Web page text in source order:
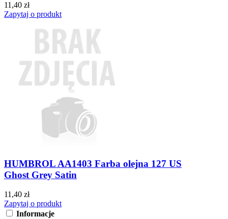
11,40 zł
Zapytaj o produkt
HUMBROL AA1403 Farba olejna 127 US
Ghost Grey Satin
11,40 zł
Zapytaj o produkt
Informacje